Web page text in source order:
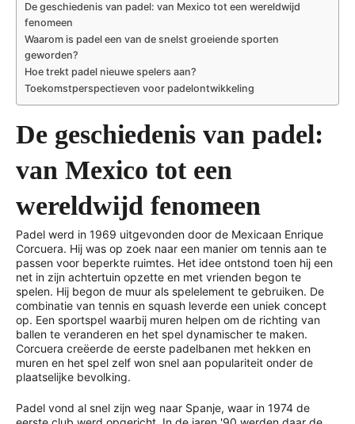
De geschiedenis van padel: van Mexico tot een wereldwijd
fenomeen
Waarom is padel een van de snelst groeiende sporten
geworden?
Hoe trekt padel nieuwe spelers aan?
Toekomstperspectieven voor padelontwikkeling
De geschiedenis van padel:
van Mexico tot een
wereldwijd fenomeen
Padel werd in 1969 uitgevonden door de Mexicaan Enrique
Corcuera. Hij was op zoek naar een manier om tennis aan te
passen voor beperkte ruimtes. Het idee ontstond toen hij een
net in zijn achtertuin opzette en met vrienden begon te
spelen. Hij begon de muur als spelelement te gebruiken. De
combinatie van tennis en squash leverde een uniek concept
op. Een sportspel waarbij muren helpen om de richting van
ballen te veranderen en het spel dynamischer te maken.
Corcuera creëerde de eerste padelbanen met hekken en
muren en het spel zelf won snel aan populariteit onder de
plaatselijke bevolking.
Padel vond al snel zijn weg naar Spanje, waar in 1974 de